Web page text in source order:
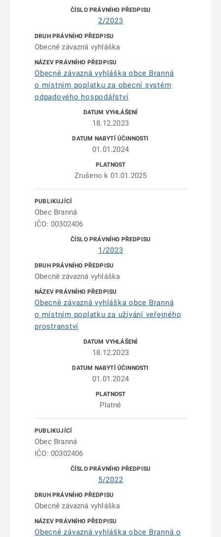
2/2023
Obecně závazná vyhláška
Obecně závazná vyhláška obce Branná
o místním poplatku za obecní systém
odpadového hospodářství
18.12.2023
01.01.2024
Zrušeno k 01.01.2025
Obec Branná
IČO: 00302406
1/2023
Obecně závazná vyhláška
Obecně závazná vyhláška obce Branná
o místním poplatku za užívání veřejného
prostranství
18.12.2023
01.01.2024
Platné
Obec Branná
IČO: 00302406
5/2022
Obecně závazná vyhláška
Obecně závazná vyhláška obce Branná o